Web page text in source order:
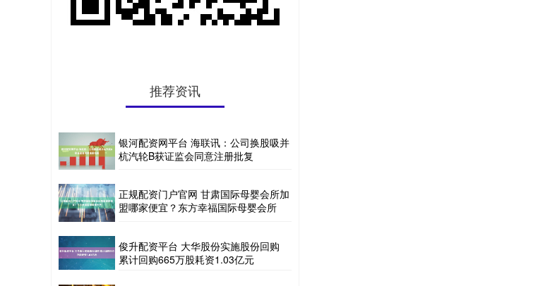
推荐资讯
银河配资网平台 海联讯：公司换股吸并
杭汽轮B获证监会同意注册批复
正规配资门户官网 甘肃国际母婴会所加
盟哪家便宜？东方幸福国际母婴会所
俊升配资平台 大华股份实施股份回购
累计回购665万股耗资1.03亿元